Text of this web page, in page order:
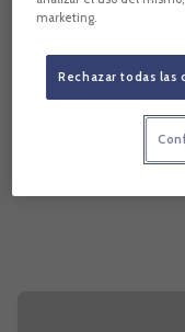
marketing.
Rechazar todas las